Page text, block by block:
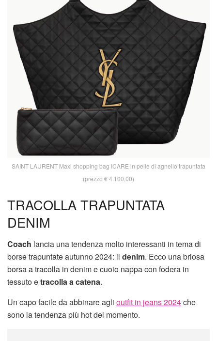
SAINT LAURENT Maxi shopping bag ICARE in pelle di agnello trapuntata
(prezzo € 4.100,00)
TRACOLLA TRAPUNTATA
DENIM
Coach lancia una tendenza molto interessanti in tema di
borse trapuntate autunno 2024: il denim. Ecco una briosa
borsa a tracolla in denim e cuoio nappa con fodera in
tessuto etracolla a catena.
Un capo facile da abbinare agli outfit in jeans 2024che
sono la tendenza più hot del momento.